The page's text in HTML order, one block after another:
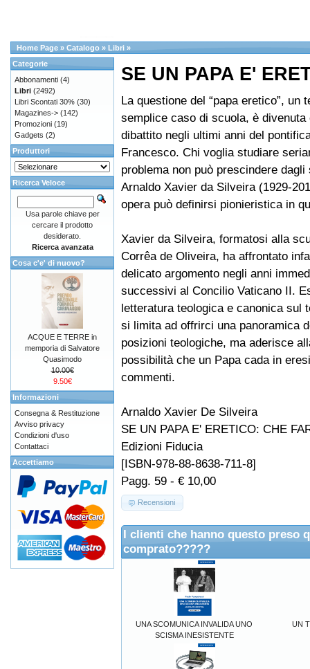
Home Page » Catalogo » Libri »
SE UN PAPA E'
La questione del “papa eretico”, un
semplice caso di scuola, è divenuta
dibattito negli ultimi anni del
Francesco. Chi voglia studiare
problema non può prescindere dagli
Arnaldo Xavier da Silveira (1929-
opera può definirsi pionieristica in
Xavier da Silveira, formatosi alla
Corrêa de Oliveira, ha affrontato
delicato argomento negli anni
successivi al Concilio Vaticano II.
letteratura teologica e canonica sul
si limita ad offrirci una panoramica
posizioni teologiche, ma aderisce
possibilità che un Papa cada in
commenti.
Arnaldo Xavier De Silveira
SE UN PAPA E' ERETICO: CHE
Edizioni Fiducia
[ISBN-978-88-8638-711-8]
Pagg. 59 - € 10,00
Recensioni
I clienti che hanno questo preso
comprato?????
UNA SCOMUNICA INVALIDA UNO
SCISMA INESISTENTE
UN
Categorie
Abbonamenti (4)
Libri (2492)
Libri Scontati 30% (30)
Magazines-> (142)
Promozioni (19)
Gadgets (2)
Produttori
Ricerca Veloce
Usa parole chiave per
cercare il prodotto
desiderato.
Ricerca avanzata
Cosa c'e' di nuovo?
ACQUE E TERRE in
memporia di Salvatore
Quasimodo
10.00€
9.50€
Informazioni
Consegna & Restituzione
Avviso privacy
Condizioni d'uso
Contattaci
Accettiamo